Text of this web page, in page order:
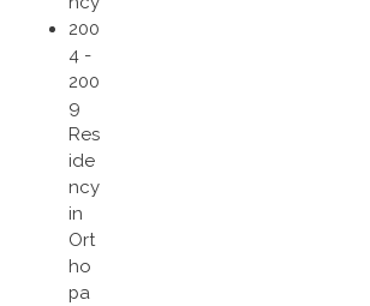
200
4 -
200
9
Res
ide
ncy
in
Ort
ho
pa